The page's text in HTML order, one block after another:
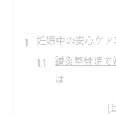
妊娠中の安心ケ
鍼灸整骨院で
は